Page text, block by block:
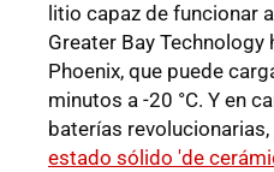
litio capaz de funcionar
Greater Bay
Phoenix, que puede
minutos a -20 °C. Y en
baterías revolucionarias,
estado sólido 'de